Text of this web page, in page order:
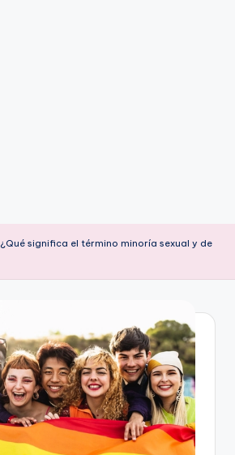
¿Qué significa el término minoría sexual y de